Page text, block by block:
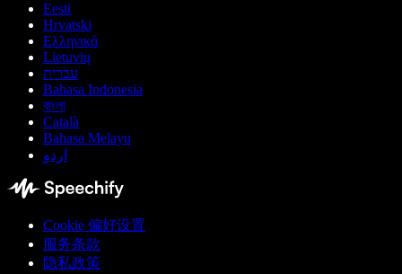
Eesti
Hrvatski
Ελληνικά
Lietuvių
עברית
Bahasa Indonesia
বাংলা
Català
Bahasa Melayu
اردو
Cookie 偏好设置
服务条款
隐私政策